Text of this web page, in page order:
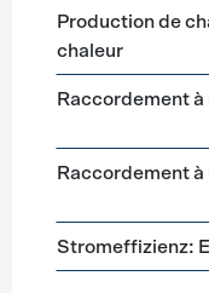
Production de
chaleur
Raccordement à
Raccordement à
Stromeffizienz: